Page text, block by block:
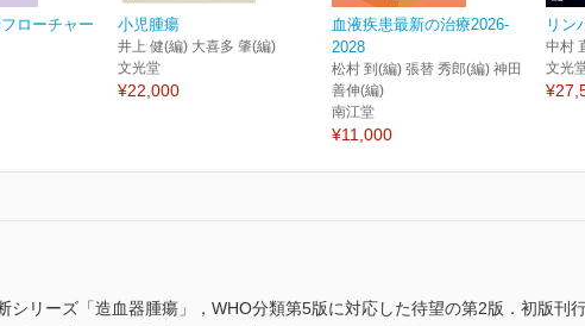
ローチャー
小児腫瘍
井上 健(編) 大喜多 肇(編)
文光堂
¥22,000
血液疾患最新の治療2026-
2028
松村 到(編) 張替 秀郎(編) 神田
善伸(編)
南江堂
¥11,000
リン
中村
文光
シリーズ「造血器腫瘍」，WHO分類第5版に対応した待望の第2版．初版刊